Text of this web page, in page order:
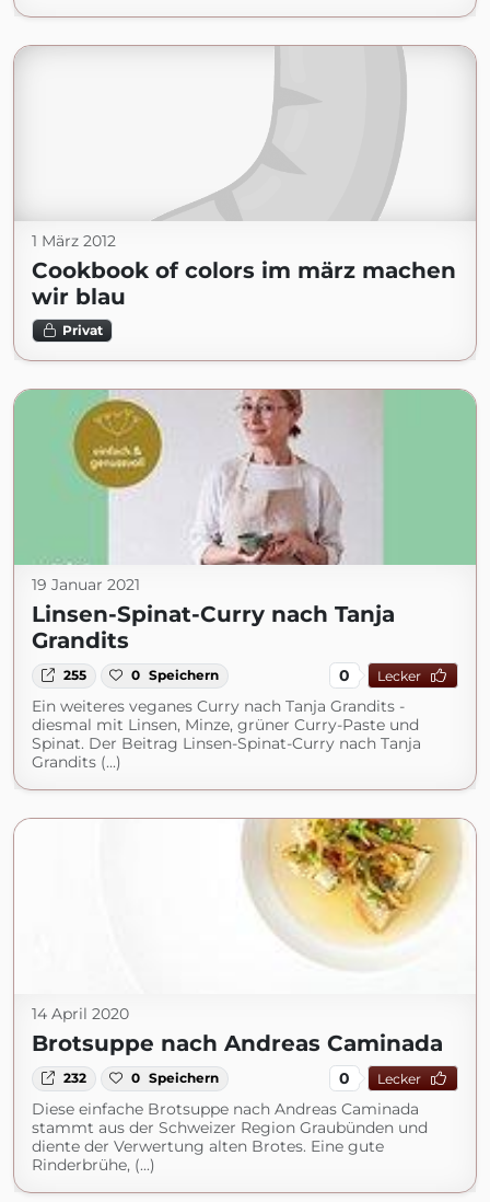
1 März 2012
Cookbook of colors im märz machen
wir blau
Privat
19 Januar 2021
Linsen-Spinat-Curry nach Tanja
Grandits
255 0 Speichern 0 Lecker
Ein weiteres veganes Curry nach Tanja Grandits -
diesmal mit Linsen, Minze, grüner Curry-Paste und
Spinat. Der Beitrag Linsen-Spinat-Curry nach Tanja
Grandits (...)
14 April 2020
Brotsuppe nach Andreas Caminada
232 0 Speichern 0 Lecker
Diese einfache Brotsuppe nach Andreas Caminada
stammt aus der Schweizer Region Graubünden und
diente der Verwertung alten Brotes. Eine gute
Rinderbrühe, (...)